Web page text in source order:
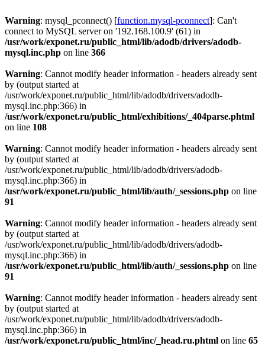
Warning: mysql_pconnect() [function.mysql-pconnect]: Can't
connect to MySQL server on '192.168.100.9' (61) in
/usr/work/exponet.ru/public_html/lib/adodb/drivers/adodb-
mysql.inc.php on line 366
Warning: Cannot modify header information - headers already sent
by (output started at
/usr/work/exponet.ru/public_html/lib/adodb/drivers/adodb-
mysql.inc.php:366) in
/usr/work/exponet.ru/public_html/exhibitions/_404parse.phtml
on line 108
Warning: Cannot modify header information - headers already sent
by (output started at
/usr/work/exponet.ru/public_html/lib/adodb/drivers/adodb-
mysql.inc.php:366) in
/usr/work/exponet.ru/public_html/lib/auth/_sessions.php on line
91
Warning: Cannot modify header information - headers already sent
by (output started at
/usr/work/exponet.ru/public_html/lib/adodb/drivers/adodb-
mysql.inc.php:366) in
/usr/work/exponet.ru/public_html/lib/auth/_sessions.php on line
91
Warning: Cannot modify header information - headers already sent
by (output started at
/usr/work/exponet.ru/public_html/lib/adodb/drivers/adodb-
mysql.inc.php:366) in
/usr/work/exponet.ru/public_html/inc/_head.ru.phtml on line 65